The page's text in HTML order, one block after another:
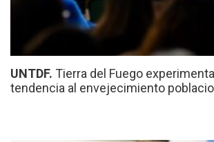
UNTDF. Tierra del Fuego
tendencia al envejecimiento